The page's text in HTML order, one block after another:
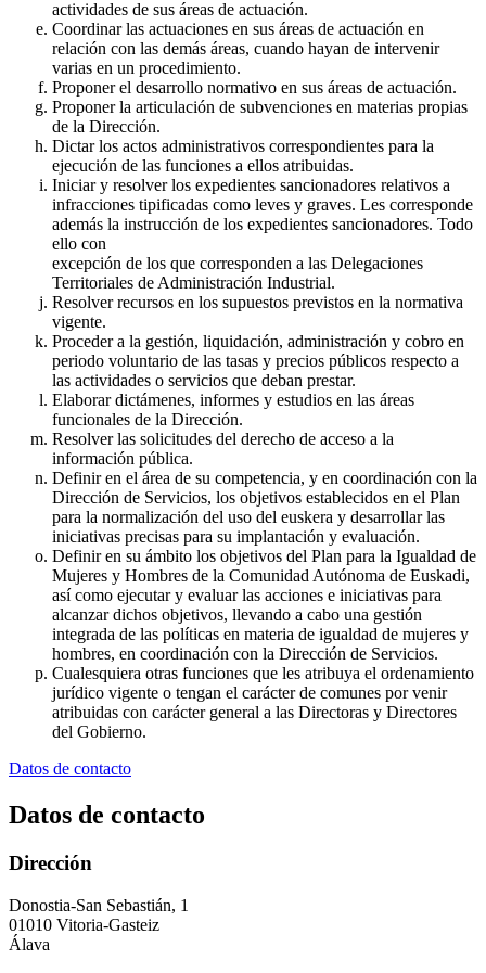
actividades de sus áreas de actuación.
Coordinar las actuaciones en sus áreas de actuación en
relación con las demás áreas, cuando hayan de intervenir
varias en un procedimiento.
Proponer el desarrollo normativo en sus áreas de actuación.
Proponer la articulación de subvenciones en materias propias
de la Dirección.
Dictar los actos administrativos correspondientes para la
ejecución de las funciones a ellos atribuidas.
Iniciar y resolver los expedientes sancionadores relativos a
infracciones tipificadas como leves y graves. Les corresponde
además la instrucción de los expedientes sancionadores. Todo
ello con
excepción de los que corresponden a las Delegaciones
Territoriales de Administración Industrial.
Resolver recursos en los supuestos previstos en la normativa
vigente.
Proceder a la gestión, liquidación, administración y cobro en
periodo voluntario de las tasas y precios públicos respecto a
las actividades o servicios que deban prestar.
Elaborar dictámenes, informes y estudios en las áreas
funcionales de la Dirección.
Resolver las solicitudes del derecho de acceso a la
información pública.
Definir en el área de su competencia, y en coordinación con la
Dirección de Servicios, los objetivos establecidos en el Plan
para la normalización del uso del euskera y desarrollar las
iniciativas precisas para su implantación y evaluación.
Definir en su ámbito los objetivos del Plan para la Igualdad de
Mujeres y Hombres de la Comunidad Autónoma de Euskadi,
así como ejecutar y evaluar las acciones e iniciativas para
alcanzar dichos objetivos, llevando a cabo una gestión
integrada de las políticas en materia de igualdad de mujeres y
hombres, en coordinación con la Dirección de Servicios.
Cualesquiera otras funciones que les atribuya el ordenamiento
jurídico vigente o tengan el carácter de comunes por venir
atribuidas con carácter general a las Directoras y Directores
del Gobierno.
Datos de contacto
Datos de contacto
Dirección
Donostia-San Sebastián, 1
01010 Vitoria-Gasteiz
Álava